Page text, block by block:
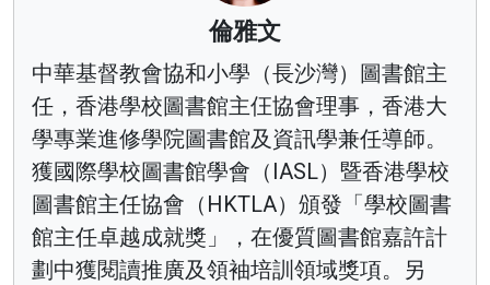
倫雅文
中華基督教會協和小學（長沙灣）圖書館主
任，香港學校圖書館主仼協會理事，香港大
學專業進修學院圖書館及資訊學兼任導師。
獲國際學校圖書館學會（IASL）暨香港學校
圖書館主任協會（HKTLA）頒發「學校圖書
館主任卓越成就獎」，在優質圖書館嘉許計
劃中獲閱讀推廣及領袖培訓領域獎項。另